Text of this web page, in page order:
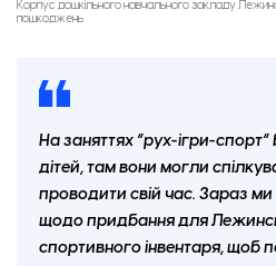
Корпус дошкільного навчального закладу
пошкоджень
На заняттях “рух-ігри-
дітей, там вони могли
проводити свій час. Зараз
щодо придбання для
спортивного інвентаря, щоб